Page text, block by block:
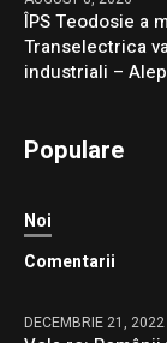
ÎPS Teodosie a
Transelectrica
industriali –
Populare
Noi
Comentarii
DECEMBRIE 21, 2022